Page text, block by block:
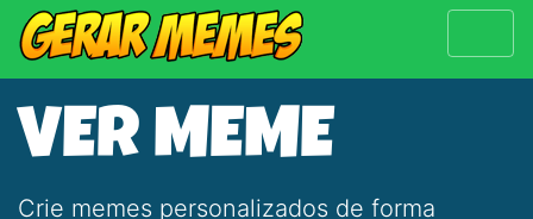
VER MEME
Crie memes personalizados de forma